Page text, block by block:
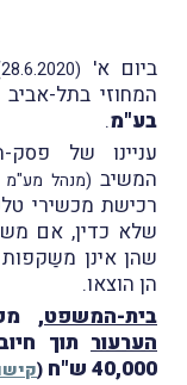
ביום א' (28.6.2020)
המחוזי בתל-אביב
בע"מ.
עניינו של
המשיב (מנהל מע"מ
רכישת מכשירי
שלא כדין, אם
שהן אינן
הן הוצאו.
בית-המשפט,
הערעור תוך
40,000 ש"ח
(